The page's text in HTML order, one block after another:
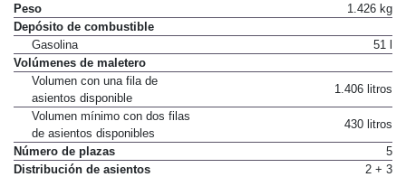
Peso
1.426 kg
Depósito de combustible
Gasolina
51 l
Volúmenes de maletero
Volumen con una fila de
asientos disponible
1.406 litros
Volumen mínimo con dos filas
de asientos disponibles
430 litros
Número de plazas
5
Distribución de asientos
2 + 3